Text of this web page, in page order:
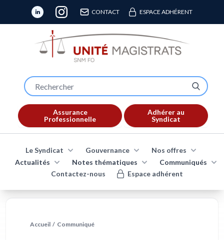
CONTACT ESPACE ADHÉRENT
Assurance
Professionnelle
Adhérer au
Syndicat
Le Syndicat Gouvernance
Nos offres
Actualités
Notes thématiques
Communiqués
Contactez-nous
Espace adhérent
Accueil / Communiqué